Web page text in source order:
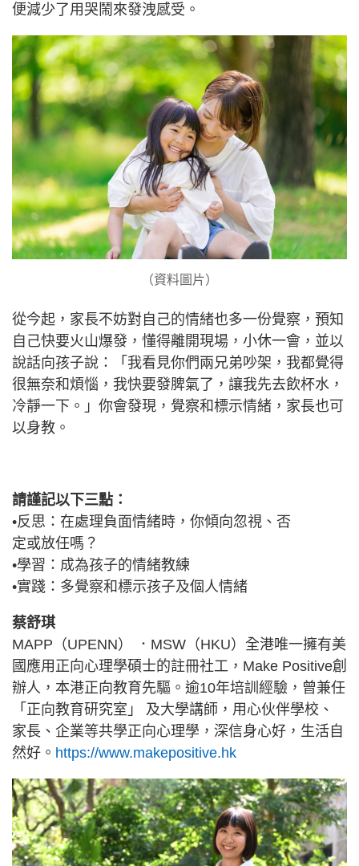
便減少了用哭鬧來發洩感受。
（資料圖片）
從今起，家長不妨對自己的情緒也多一份覺察，預知
自己快要火山爆發，懂得離開現場，小休一會，並以
說話向孩子說：「我看見你們兩兄弟吵架，我都覺得
很無奈和煩惱，我快要發脾氣了，讓我先去飲杯水，
冷靜一下。」你會發現，覺察和標示情緒，家長也可
以身教。
請謹記以下三點：
•反思：在處理負面情緒時，你傾向忽視、否
定或放任嗎？
•學習：成為孩子的情緒教練
•實踐：多覺察和標示孩子及個人情緒
蔡舒琪
MAPP（UPENN） ．MSW（HKU）全港唯一擁有美
國應用正向心理學碩士的註冊社工，Make Positive創
辦人，本港正向教育先驅。逾10年培訓經驗，曾兼任
「正向教育研究室」 及大學講師，用心伙伴學校、
家長、企業等共學正向心理學，深信身心好，生活自
然好。 https://www.makepositive.hk